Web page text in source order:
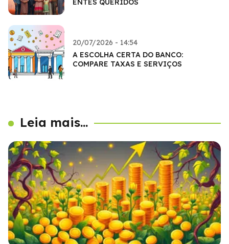
ENTES QUERIDOS
20/07/2026 - 14:54
A ESCOLHA CERTA DO BANCO:
COMPARE TAXAS E SERVIÇOS
Leia mais...